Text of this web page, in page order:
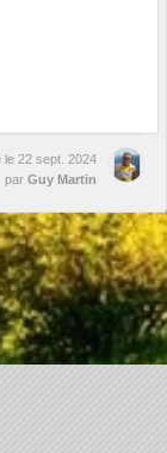
le 22 sept. 2024
par Guy Martin